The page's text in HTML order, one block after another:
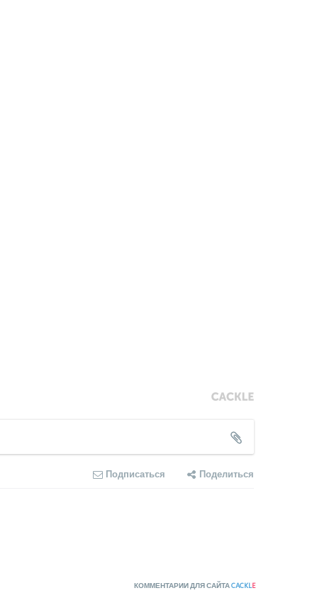
Подписаться Поделиться
КОММЕНТАРИИ ДЛЯ САЙТАCACKLE